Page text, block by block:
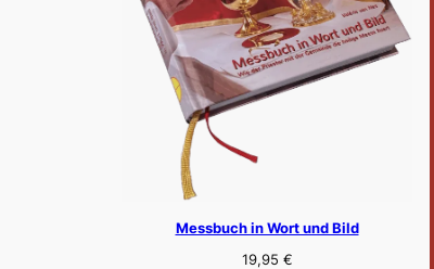
Messbuch in Wort und Bild
19,95 €